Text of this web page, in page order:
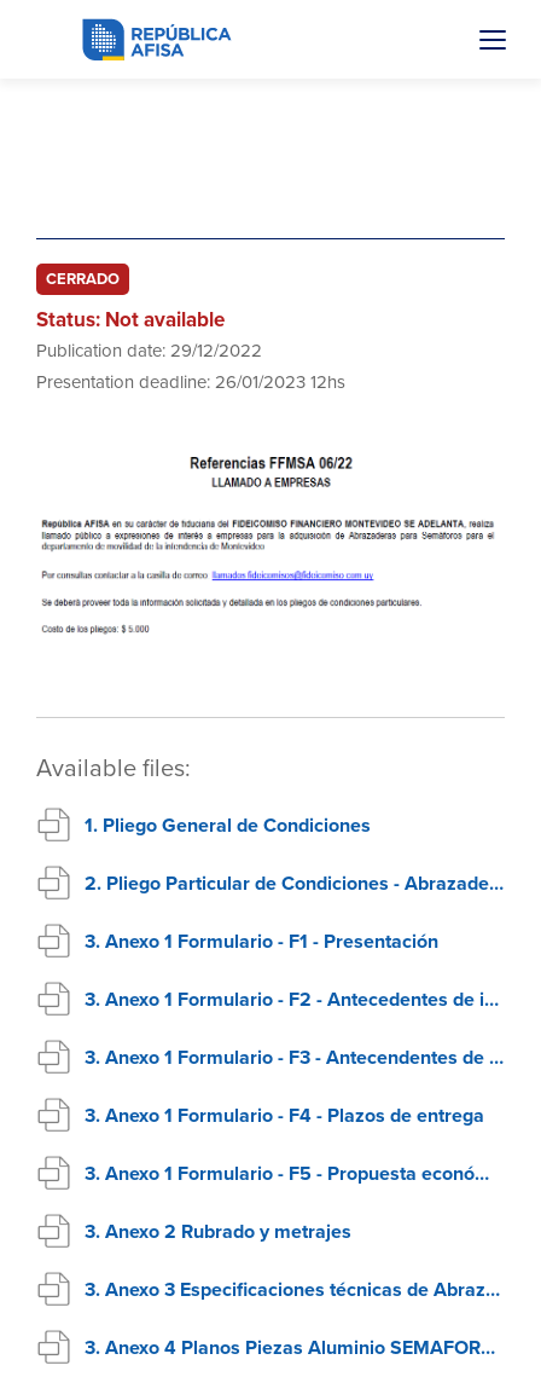
CERRADO
Status: Not available
Publication date: 29/12/2022
Presentation deadline: 26/01/2023 12hs
Available files:
1. Pliego General de Condiciones
2. Pliego Particular de Condiciones - Abrazaderas
3. Anexo 1 Formulario - F1 - Presentación
3. Anexo 1 Formulario - F2 - Antecedentes de incump
3. Anexo 1 Formulario - F3 - Antecendentes de Oferentes
3. Anexo 1 Formulario - F4 - Plazos de entrega
3. Anexo 1 Formulario - F5 - Propuesta económica
3. Anexo 2 Rubrado y metrajes
3. Anexo 3 Especificaciones técnicas de Abrazaderas
3. Anexo 4 Planos Piezas Aluminio SEMAFOROS